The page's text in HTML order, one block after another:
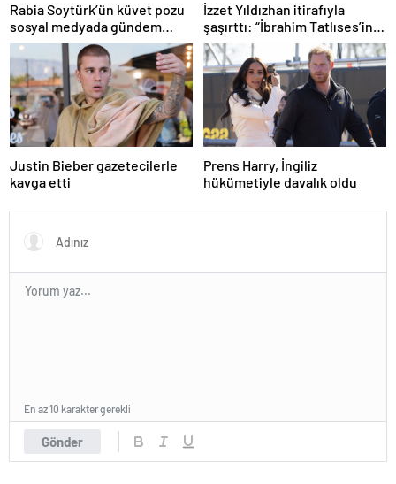
Rabia Soytürk’ün küvet pozu
sosyal medyada gündem
oldu! Takipçileri yorum
yağdırdı
İzzet Yıldızhan itirafıyla
şaşırttı: “İbrahim Tatlıses’in
psikolojisi iyi değil”
Justin Bieber gazetecilerle
kavga etti
Prens Harry, İngiliz
hükümetiyle davalık oldu
Gönder
En az 10 karakter gerekli